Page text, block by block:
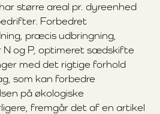
større areal pr. dyreenhed
Forbedret
præcis udbringning,
N og P, optimeret sædskifte
med det rigtige forhold
som kan forbedre
på økologiske
fremgår det af en artikel